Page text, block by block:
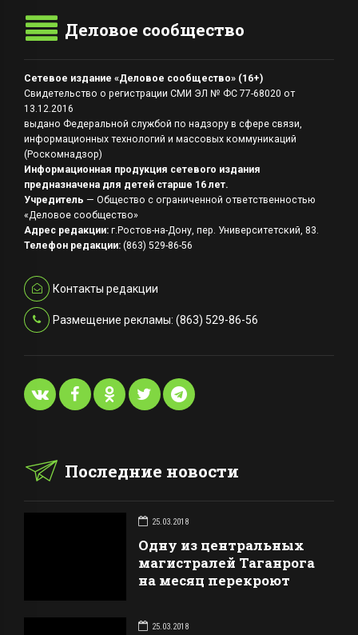
Деловое сообщество
Сетевое издание «Деловое сообщество» (16+)
Свидетельство о регистрации СМИ ЭЛ № ФС 77-68020 от
13.12.2016
выдано Федеральной службой по надзору в сфере связи,
информационных технологий и массовых коммуникаций
(Роскомнадзор)
Информационная продукция сетевого издания
предназначена для детей старше 16 лет.
Учредитель — Общество с ограниченной ответственностью
«Деловое сообщество»
Адрес редакции: г.Ростов-на-Дону, пер. Университетский, 83.
Телефон редакции: (863) 529-86-56
Контакты редакции
Размещение рекламы: (863) 529-86-56
Последние новости
25.03.2018
Одну из центральных
магистралей Таганрога
на месяц перекроют
25.03.2018